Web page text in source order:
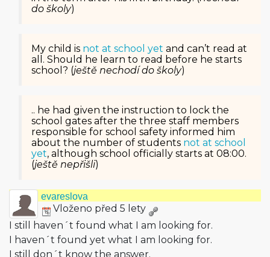
do školy)
My child is not at school yet and can’t read at
all. Should he learn to read before he starts
school? (ještě nechodí do školy)
.. he had given the instruction to lock the
school gates after the three staff members
responsible for school safety informed him
about the number of students not at school
yet, although school officially starts at 08:00.
(ještě nepřišli)
evareslova
Vloženo před 5 lety
I still haven´t found what I am looking for.
I haven´t found yet what I am looking for.
I still don´t know the answer.